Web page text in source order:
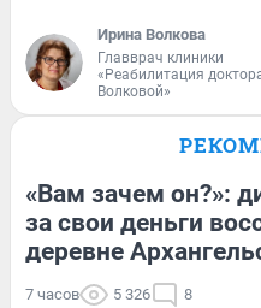
Ирина Волкова
Главврач клиники
«Реабилитация
Волковой»
«Вам зачем он?»:
за свои деньги
деревне
7 часов 5 326 8